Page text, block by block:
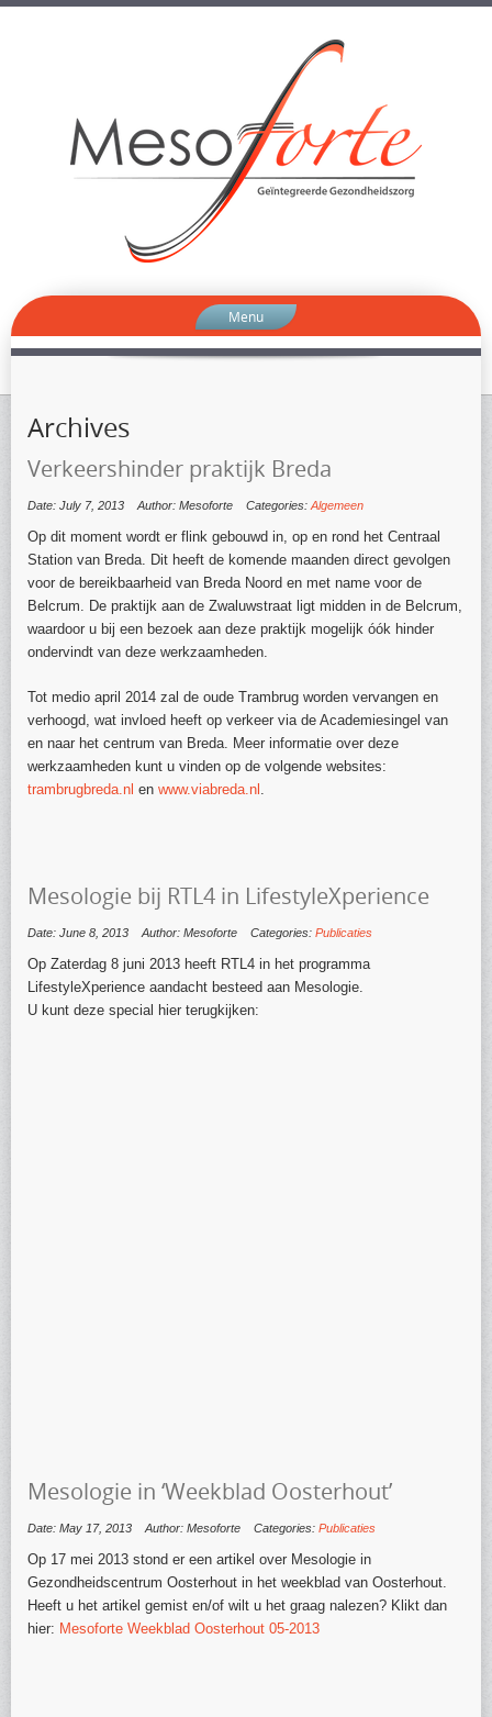
Menu
Archives
Verkeershinder praktijk Breda
Date: July 7, 2013 Author: Mesoforte Categories:Algemeen
Op dit moment wordt er flink gebouwd in, op en rond het Centraal
Station van Breda. Dit heeft de komende maanden direct gevolgen
voor de bereikbaarheid van Breda Noord en met name voor de
Belcrum. De praktijk aan de Zwaluwstraat ligt midden in de Belcrum,
waardoor u bij een bezoek aan deze praktijk mogelijk óók hinder
ondervindt van deze werkzaamheden.
Tot medio april 2014 zal de oude Trambrug worden vervangen en
verhoogd, wat invloed heeft op verkeer via de Academiesingel van
en naar het centrum van Breda. Meer informatie over deze
werkzaamheden kunt u vinden op de volgende websites:
trambrugbreda.nl en www.viabreda.nl .
Mesologie bij RTL4 in LifestyleXperience
Date: June 8, 2013 Author: Mesoforte Categories: Publicaties
Op Zaterdag 8 juni 2013 heeft RTL4 in het programma
LifestyleXperience aandacht besteed aan Mesologie.
U kunt deze special hier terugkijken:
Mesologie in ‘Weekblad Oosterhout’
Date: May 17, 2013 Author: Mesoforte Categories: Publicaties
Op 17 mei 2013 stond er een artikel over Mesologie in
Gezondheidscentrum Oosterhout in het weekblad van Oosterhout.
Heeft u het artikel gemist en/of wilt u het graag nalezen? Klikt dan
hier: Mesoforte Weekblad Oosterhout 05-2013